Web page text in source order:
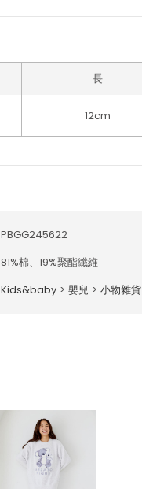
長
12cm
PBGG245622
81%棉、19%聚酯纖維
Kids&baby > 嬰兒 > 小物雜貨